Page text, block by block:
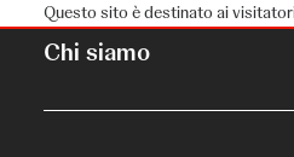
Questo sito è destinato ai
Chi siamo